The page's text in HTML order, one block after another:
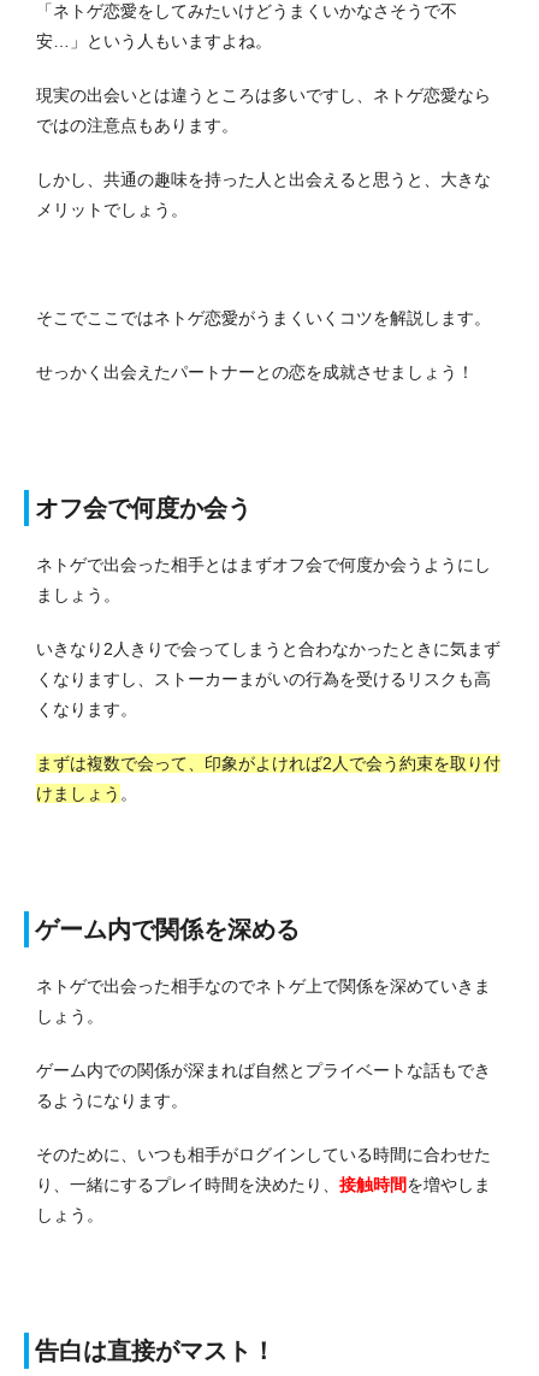
「ネトゲ恋愛をしてみたいけどうまくいかなさそうで不
安…」という人もいますよね。
現実の出会いとは違うところは多いですし、ネトゲ恋愛なら
ではの注意点もあります。
しかし、共通の趣味を持った人と出会えると思うと、大きな
メリットでしょう。
そこでここではネトゲ恋愛がうまくいくコツを解説します。
せっかく出会えたパートナーとの恋を成就させましょう！
オフ会で何度か会う
ネトゲで出会った相手とはまずオフ会で何度か会うようにし
ましょう。
いきなり2人きりで会ってしまうと合わなかったときに気まず
くなりますし、ストーカーまがいの行為を受けるリスクも高
くなります。
まずは複数で会って、印象がよければ2人で会う約束を取り付
けましょう 。
ゲーム内で関係を深める
ネトゲで出会った相手なのでネトゲ上で関係を深めていきま
しょう。
ゲーム内での関係が深まれば自然とプライベートな話もでき
るようになります。
そのために、いつも相手がログインしている時間に合わせた
り、一緒にするプレイ時間を決めたり、 接触時間を増やしま
しょう。
告白は直接がマスト！